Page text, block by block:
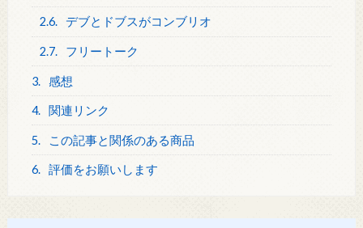
2.6. デブとドブスがコンブリオ
2.7. フリートーク
3. 感想
4. 関連リンク
5. この記事と関係のある商品
6. 評価をお願いします